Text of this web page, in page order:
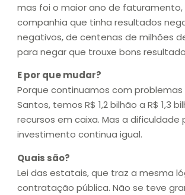
mas foi o maior ano de faturamento,
companhia que tinha resultados
negativos, de centenas de milhões
para negar que trouxe bons
E por que mudar?
Porque continuamos com problemas
Santos, temos R$ 1,2 bilhão a R$ 1,3
recursos em caixa. Mas a dificuldade
investimento continua igual.
Quais são?
Lei das estatais, que traz a mesma
contratação pública. Não se teve